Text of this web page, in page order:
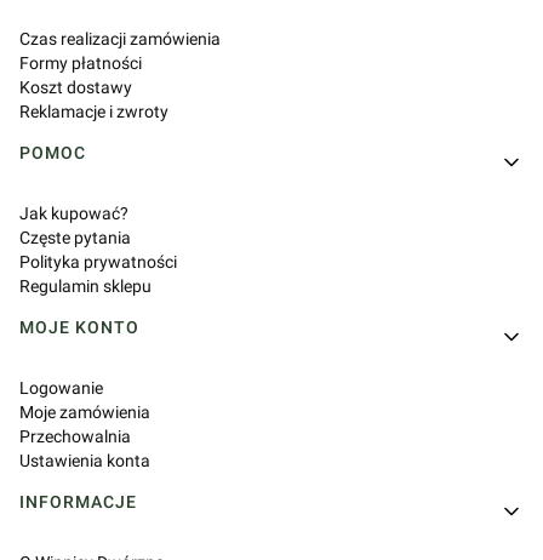
Czas realizacji zamówienia
Formy płatności
Koszt dostawy
Reklamacje i zwroty
POMOC
Jak kupować?
Częste pytania
Polityka prywatności
Regulamin sklepu
MOJE KONTO
Logowanie
Moje zamówienia
Przechowalnia
Ustawienia konta
INFORMACJE